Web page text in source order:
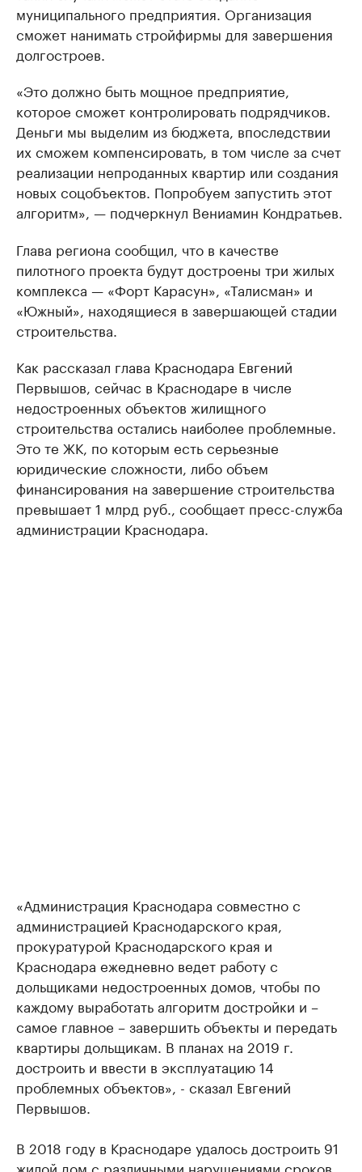
муниципального предприятия. Организация
сможет нанимать стройфирмы для завершения
долгостроев.
«Это должно быть мощное предприятие,
которое сможет контролировать подрядчиков.
Деньги мы выделим из бюджета, впоследствии
их сможем компенсировать, в том числе за счет
реализации непроданных квартир или создания
новых соцобъектов. Попробуем запустить этот
алгоритм», — подчеркнул Вениамин Кондратьев.
Глава региона сообщил, что в качестве
пилотного проекта будут достроены три жилых
комплекса — «Форт Карасун», «Талисман» и
«Южный», находящиеся в завершающей стадии
строительства.
Как рассказал глава Краснодара Евгений
Первышов, сейчас в Краснодаре в числе
недостроенных объектов жилищного
строительства остались наиболее проблемные.
Это те ЖК, по которым есть серьезные
юридические сложности, либо объем
финансирования на завершение строительства
превышает 1 млрд руб., сообщает пресс-служба
администрации Краснодара.
«Администрация Краснодара совместно с
администрацией Краснодарского края,
прокуратурой Краснодарского края и
Краснодара ежедневно ведет работу с
дольщиками недостроенных домов, чтобы по
каждому выработать алгоритм достройки и –
самое главное – завершить объекты и передать
квартиры дольщикам. В планах на 2019 г.
достроить и ввести в эксплуатацию 14
проблемных объектов», - сказал Евгений
Первышов.
В 2018 году в Краснодаре удалось достроить 91
жилой дом с различными нарушениями сроков